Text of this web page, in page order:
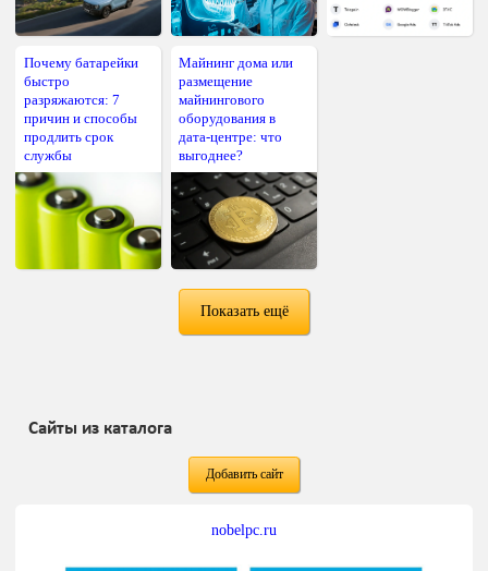
Почему батарейки
быстро
разряжаются: 7
причин и способы
продлить срок
службы
Майнинг дома или
размещение
майнингового
оборудования в
дата-центре: что
выгоднее?
Показать ещё
Сайты из каталога
Добавить сайт
nobelpc.ru